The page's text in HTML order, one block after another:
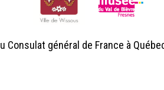
présenté la version finale d
et la compagnie a pu échanger
Consulat général de France à